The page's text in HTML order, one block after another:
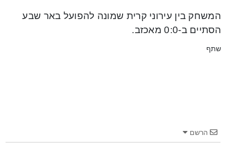
המשחק בין עירוני קרית שמונה להפועל באר שבע
הסתיים ב-0:0 מאכזב.
שתף
הרשם